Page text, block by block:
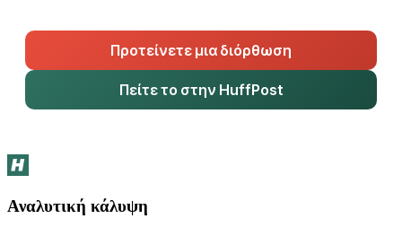
Προτείνετε μια διόρθωση
Πείτε το στην HuffPost
Αναλυτική κάλυψη